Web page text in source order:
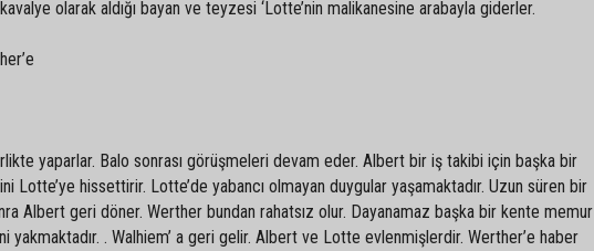
olarak aldığı bayan ve teyzesi ‘Lotte’nin malikanesine arabayla giderler.
yaparlar. Balo sonrası görüşmeleri devam eder. Albert bir iş takibi için başka bir
Lotte’ye hissettirir. Lotte’de yabancı olmayan duygular yaşamaktadır. Uzun süren bir
Albert geri döner. Werther bundan rahatsız olur. Dayanamaz başka bir kente memur
yakmaktadır. . Walhiem’ a geri gelir. Albert ve Lotte evlenmişlerdir. Werther’e haber